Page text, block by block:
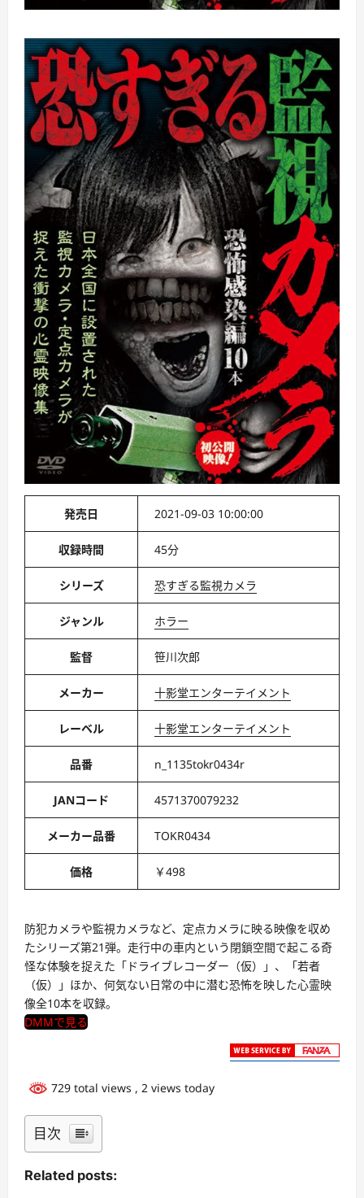
発売日 2021-09-03 10:00:00
収録時間 45分
シリーズ 恐すぎる監視カメラ
ジャンル ホラー
監督 笹川次郎
メーカー 十影堂エンターテイメント
レーベル 十影堂エンターテイメント
品番 n_1135tokr0434r
JANコード 4571370079232
メーカー品番 TOKR0434
価格 ￥498
防犯カメラや監視カメラなど、定点カメラに映る映像を収め
たシリーズ第21弾。走行中の車内という閉鎖空間で起こる奇
怪な体験を捉えた「ドライブレコーダー（仮）」、「若者
（仮）」ほか、何気ない日常の中に潜む恐怖を映した心霊映
像全10本を収録。
DMMで見る
729 total views , 2 views today
目次
Related posts: